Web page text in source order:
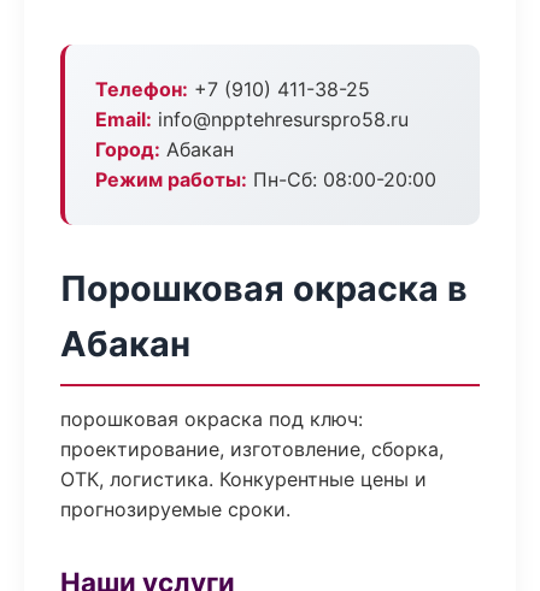
Телефон: +7 (910) 411-38-25
Email: info@npptehresurspro58.ru
Город: Абакан
Режим работы: Пн-Сб: 08:00-20:00
Порошковая окраска в
Абакан
порошковая окраска под ключ:
проектирование, изготовление, сборка,
ОТК, логистика. Конкурентные цены и
прогнозируемые сроки.
Наши услуги